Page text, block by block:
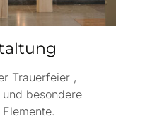
Trauerfeier ,
besondere